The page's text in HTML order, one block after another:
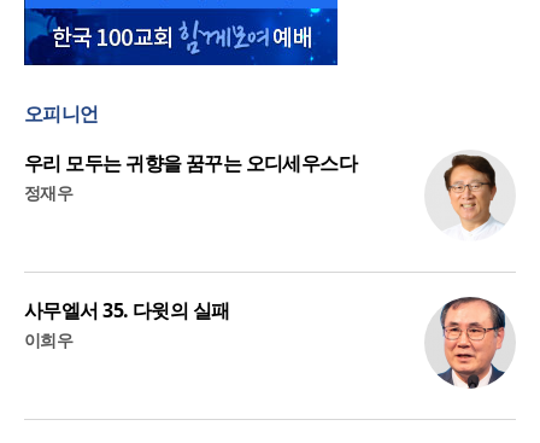
오피니언
우리 모두는 귀향을 꿈꾸는 오디세우스다
정재우
사무엘서 35. 다윗의 실패
이희우